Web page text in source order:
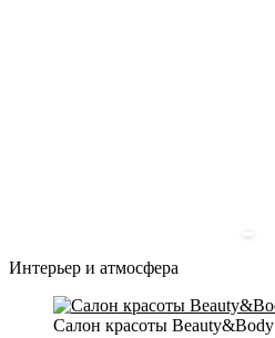
Интерьер и атмосфера
Салон красоты Beauty&Body